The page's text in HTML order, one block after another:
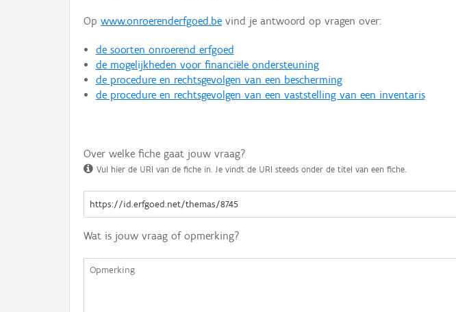
Op www.onroerenderfgoed.be vind je antwoord op vragen over:
de soorten onroerend erfgoed
de mogelijkheden voor financiële ondersteuning
de procedure en rechtsgevolgen van een bescherming
de procedure en rechtsgevolgen van een vaststelling van een inventaris
Over welke fiche gaat jouw vraag?
Vul hier de URI van de fiche in. Je vindt de URI steeds onder de titel van een fiche.
Wat is jouw vraag of opmerking?